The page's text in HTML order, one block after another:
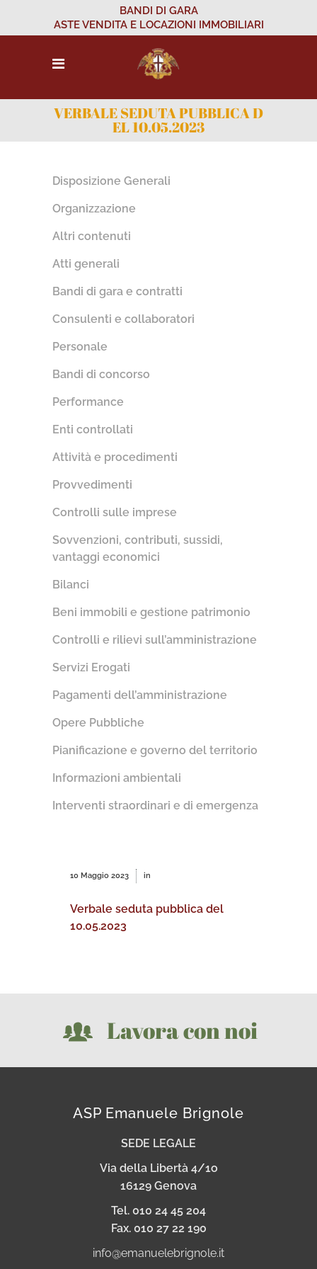
BANDI DI GARA
ASTE VENDITA E LOCAZIONI IMMOBILIARI
VERBALE SEDUTA PUBBLICA D
EL 10.05.2023
Disposizione Generali
Organizzazione
Altri contenuti
Atti generali
Bandi di gara e contratti
Consulenti e collaboratori
Personale
Bandi di concorso
Performance
Enti controllati
Attività e procedimenti
Provvedimenti
Controlli sulle imprese
Sovvenzioni, contributi, sussidi,
vantaggi economici
Bilanci
Beni immobili e gestione patrimonio
Controlli e rilievi sull’amministrazione
Servizi Erogati
Pagamenti dell’amministrazione
Opere Pubbliche
Pianificazione e governo del territorio
Informazioni ambientali
Interventi straordinari e di emergenza
10 Maggio 2023 in
Verbale seduta pubblica del
10.05.2023
Lavora con noi
ASP Emanuele Brignole
SEDE LEGALE
Via della Libertà 4/1o
16129 Genova
Tel. 010 24 45 204
Fax. 010 27 22 190
info@emanuelebrignole.it